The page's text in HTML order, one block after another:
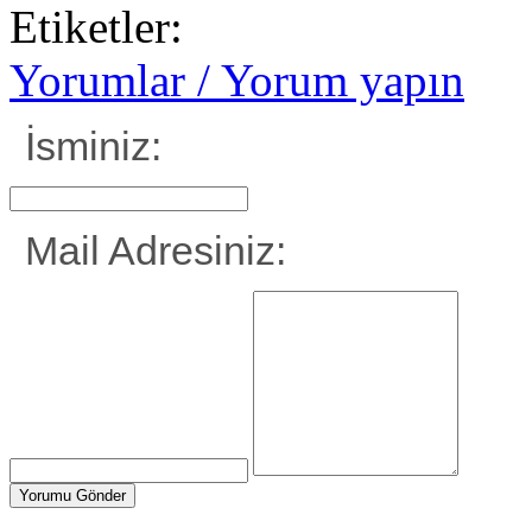
Etiketler:
Yorumlar / Yorum yapın
İsminiz:
Mail Adresiniz: